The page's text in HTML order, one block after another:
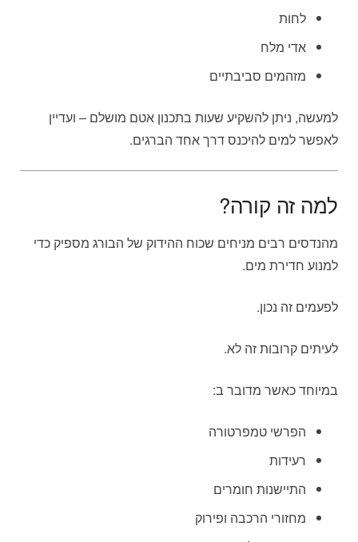
לחות
אדי מלח
מזהמים סביבתיים
למעשה, ניתן להשקיע שעות בתכנון אטם מושלם – ועדיין
לאפשר למים להיכנס דרך אחד הברגים.
למה זה קורה?
מהנדסים רבים מניחים שכוח ההידוק של הבורג מספיק כדי
למנוע חדירת מים.
לפעמים זה נכון.
לעיתים קרובות זה לא.
במיוחד כאשר מדובר ב:
הפרשי טמפרטורה
רעידות
התיישנות חומרים
מחזורי הרכבה ופירוק